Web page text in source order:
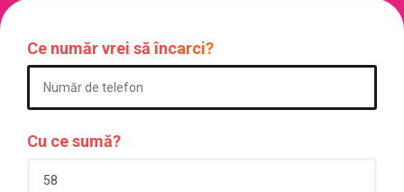
Ce număr vrei să încarci?
Cu ce sumă?